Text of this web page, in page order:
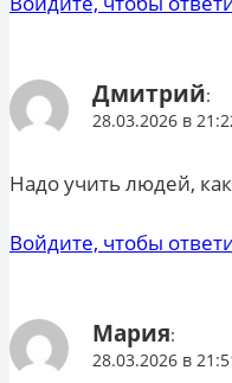
Дмитрий:
28.03.2026 в
Надо учить людей,
Войдите, чтобы
Мария:
28.03.2026 в